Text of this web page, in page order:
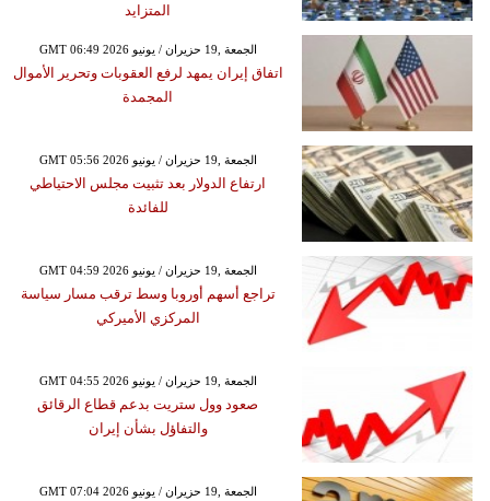
المتزايد
GMT 06:49 2026 الجمعة ,19 حزيران / يونيو
اتفاق إيران يمهد لرفع العقوبات وتحرير الأموال
المجمدة
GMT 05:56 2026 الجمعة ,19 حزيران / يونيو
ارتفاع الدولار بعد تثبيت مجلس الاحتياطي
للفائدة
GMT 04:59 2026 الجمعة ,19 حزيران / يونيو
تراجع أسهم أوروبا وسط ترقب مسار سياسة
المركزي الأميركي
GMT 04:55 2026 الجمعة ,19 حزيران / يونيو
صعود وول ستريت بدعم قطاع الرقائق
والتفاؤل بشأن إيران
GMT 07:04 2026 الجمعة ,19 حزيران / يونيو